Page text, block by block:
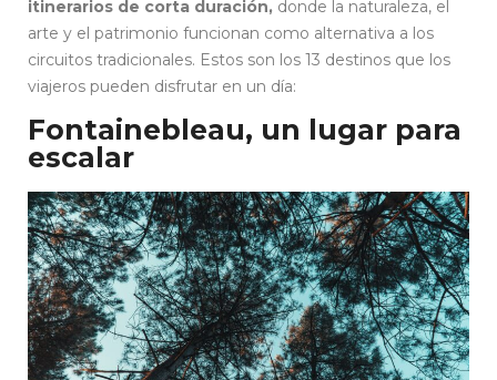
itinerarios de corta duración, donde la naturaleza, el
arte y el patrimonio funcionan como alternativa a los
circuitos tradicionales. Estos son los 13 destinos que los
viajeros pueden disfrutar en un día:
Fontainebleau, un lugar para
escalar